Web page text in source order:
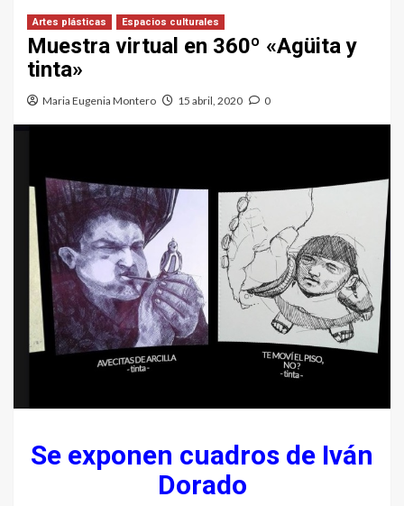
Artes plásticas Espacios culturales
Muestra virtual en 360º «Agüita y
tinta»
Maria Eugenia Montero 15 abril, 2020 0
Se exponen cuadros de Iván
Dorado